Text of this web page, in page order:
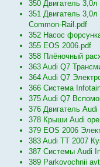
350 Двигатель
351 Двигатель
Common-Rail.pdf
352 Насос
355 EOS 2006.pdf
358 Плёночный
363 Audi Q7
364 Audi Q7
366 Система
375 Audi Q7
376 Двигатель
378 Крыши Audi
379 EOS 2006
383 Audi TT 2007
387 Системы Audi
389 Parkovochnii